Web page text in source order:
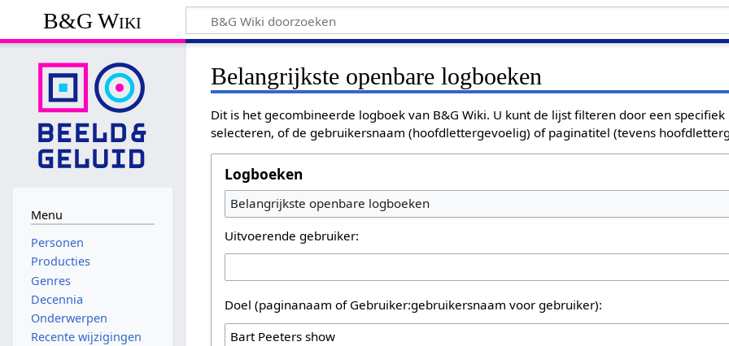
B&G Wiki
Belangrijkste openbare logboeken
Dit is het gecombineerde logboek van B&G Wiki. U kunt de lijst filteren door een
selecteren, of de gebruikersnaam (hoofdlettergevoelig) of paginatitel (tevens
Logboeken
Belangrijkste openbare logboeken
Uitvoerende gebruiker:
Doel (paginanaam of Gebruiker:gebruikersnaam voor gebruiker):
Menu
Personen
Producties
Genres
Decennia
Onderwerpen
Recente wijzigingen